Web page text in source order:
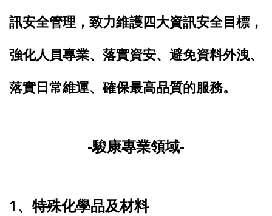
訊安全管理，致力維護四大資訊安全目標，
強化人員專業、落實資安、避免資料外洩、
落實日常維運、確保最高品質的服務。
-駿康專業領域-
1、特殊化學品及材料